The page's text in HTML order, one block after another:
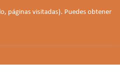
páginas visitadas). Puedes obtener